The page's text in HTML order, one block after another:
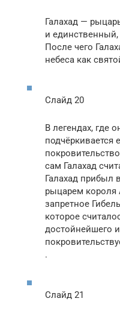
Галахад —
и единственный,
После чего
небеса как
Слайд 20
В легендах, где
подчёркивается
сам Галахад
Галахад прибыл
рыцарем короля
запретное
которое
достойнейшего
.
Слайд 21